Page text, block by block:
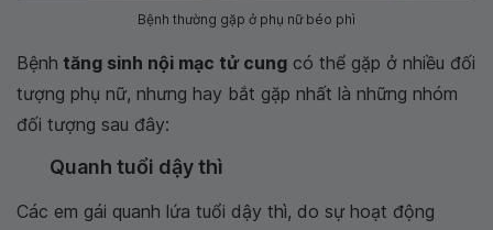
Bệnh thường gặp ở phụ nữ béo phì
Bệnh tăng sinh nội mạc tử cung có thể gặp ở nhiều đối
tượng phụ nữ, nhưng hay bắt gặp nhất là những nhóm
đối tượng sau đây:
Quanh tuổi dậy thì
Các em gái quanh lứa tuổi dậy thì, do sự hoạt động